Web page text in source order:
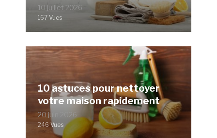
10 juillet 2026
167 Vues
10 astuces pour nettoyer
votre maison rapidement
20 juin 2026
246 Vues